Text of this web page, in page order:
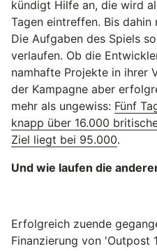
kündigt Hilfe an, die wird
Tagen eintreffen. Bis dahin
Die Aufgaben des Spiels
verlaufen. Ob die
namhafte Projekte in ihrer
der Kampagne aber
mehr als ungewiss: Fünf
knapp über 16.000
Ziel liegt bei 95.000.
Und wie laufen die
Erfolgreich zuende
Finanzierung von 'Outpost